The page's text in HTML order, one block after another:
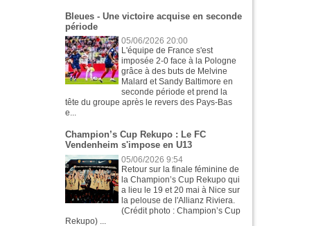
Bleues - Une victoire acquise en seconde
période
05/06/2026 20:00
L'équipe de France s'est
imposée 2-0 face à la Pologne
grâce à des buts de Melvine
Malard et Sandy Baltimore en
seconde période et prend la
tête du groupe après le revers des Pays-Bas
e...
Champion’s Cup Rekupo : Le FC
Vendenheim s'impose en U13
05/06/2026 9:54
Retour sur la finale féminine de
la Champion’s Cup Rekupo qui
a lieu le 19 et 20 mai à Nice sur
la pelouse de l'Allianz Riviera.
(Crédit photo : Champion’s Cup
Rekupo) ...